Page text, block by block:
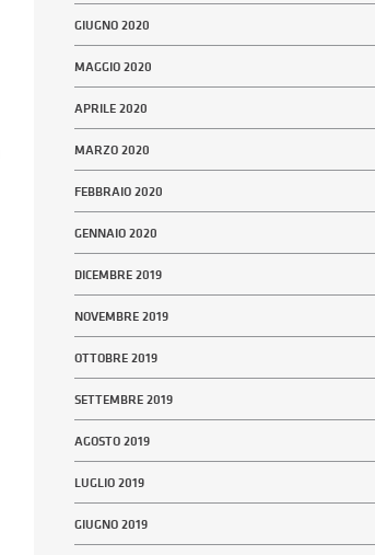
GIUGNO 2020
MAGGIO 2020
APRILE 2020
MARZO 2020
FEBBRAIO 2020
GENNAIO 2020
DICEMBRE 2019
NOVEMBRE 2019
OTTOBRE 2019
SETTEMBRE 2019
AGOSTO 2019
LUGLIO 2019
GIUGNO 2019